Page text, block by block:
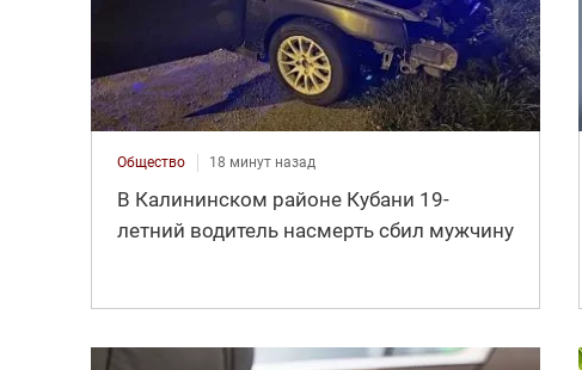
Общество 18 минут назад
В Калининском районе Кубани 19-
летний водитель насмерть сбил мужчину